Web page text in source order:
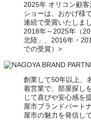
2025年 オリコン顧
ショーは、おかげ様
連続で受賞いたしま
2018年～2025年（
北陸」、2016年・
での受賞）>
創業して50年以上、
着営業で、部屋探し
じて喜びや安心感を
屋市ブランドパート
屋市の魅力を発信し